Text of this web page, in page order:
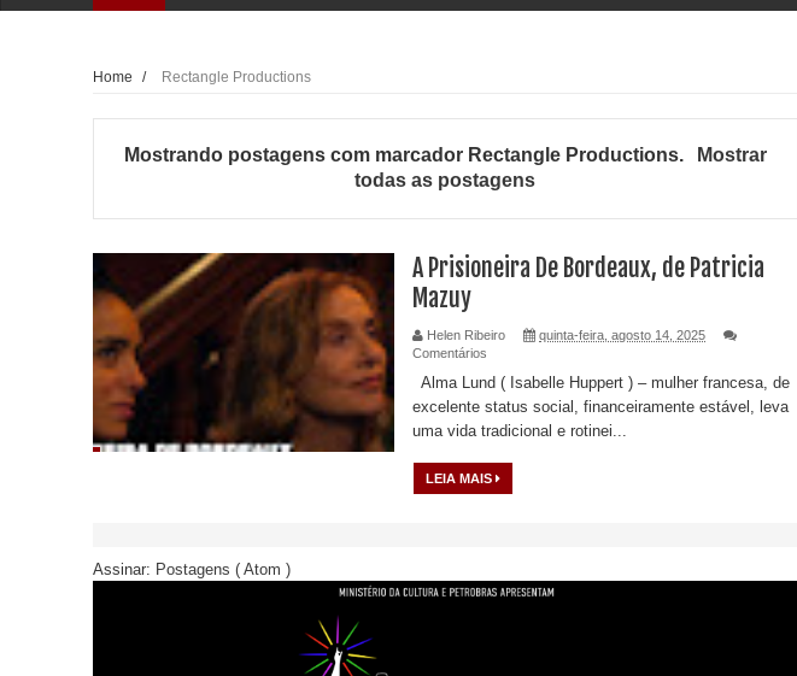
Home / Rectangle Productions
Mostrando postagens com marcador Rectangle Productions.
Mostrar
todas as postagens
A Prisioneira De Bordeaux, de Patricia
Mazuy
Helen Ribeiro
quinta-feira, agosto 14, 2025
Comentários
Alma Lund ( Isabelle Huppert ) – mulher francesa, de
excelente status social, financeiramente estável, leva
uma vida tradicional e rotinei...
LEIA MAIS
Assinar: Postagens ( Atom )